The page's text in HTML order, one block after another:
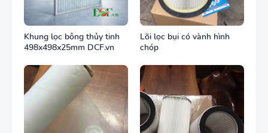
Khung lọc bông thủy tinh
498x498x25mm DCF.vn
Lõi lọc bụi có vành hình
chóp